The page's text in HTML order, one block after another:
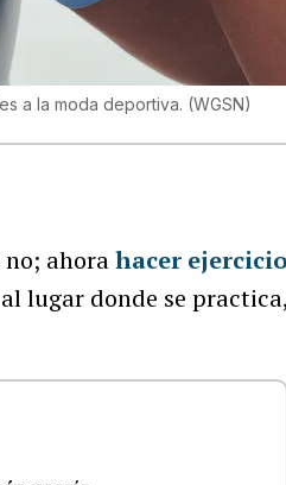
a la moda deportiva. (WGSN)
ahorahacer ejercicio
lugar donde se practica,